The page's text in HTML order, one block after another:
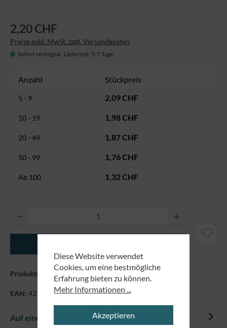
2,20 CHF
Preise exkl. MwSt. zzgl. Versandkosten
Sofort verfügbar, Lieferzeit: 5-7 Tage
Anzahl Stückpreis
5 - 9 2,09 CHF
10 - 19 1,98 CHF
20 - 49 1,87 CHF
50 - 99 1,76 CHF
Ab 100 1,32 CHF
Produkt Anzahl: Gib den gewünschten
Produktnummer: 1117
EAN: 4250479827929
Auf einem Blick
Diese Website verwendet
Cookies, um eine bestmögliche
Erfahrung bieten zu können.
Mehr Informationen ...
Akzeptieren